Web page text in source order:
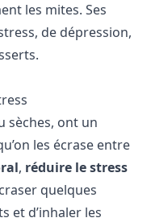
les mites. Ses
de dépression,
sèches, ont un
les écrase entre
, réduire le stress
quelques
et d’inhaler les